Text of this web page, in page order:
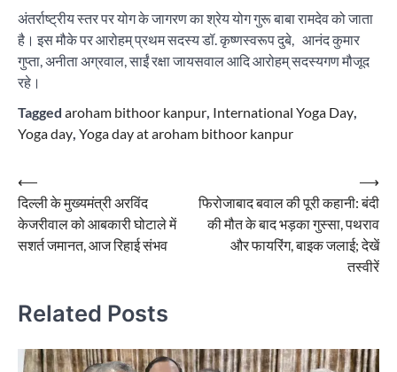
अंतर्राष्ट्रीय स्तर पर योग के जागरण का श्रेय योग गुरू बाबा रामदेव को जाता
है। इस मौके पर आरोहम् प्रथम सदस्य डॉ. कृष्णस्वरूप दुबे, आनंद कुमार
गुप्ता, अनीता अग्रवाल, साईं रक्षा जायसवाल आदि आरोहम् सदस्यगण मौजूद
रहे।
Tagged aroham bithoor kanpur, International Yoga Day,
Yoga day, Yoga day at aroham bithoor kanpur
Post
navigation
⟵
दिल्ली के मुख्यमंत्री अरविंद
केजरीवाल को आबकारी घोटाले में
सशर्त जमानत, आज रिहाई संभव
फिरोजाबाद बवाल की पूरी कहानी: बंदी
की मौत के बाद भड़का गुस्सा, पथराव
और फायरिंग, बाइक जलाई; देखें
तस्वीरें
⟶
Related Posts